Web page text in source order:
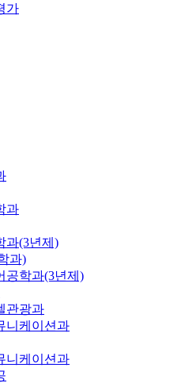
가
과
과(3년제)
과)
공학과(3년제)
관광과
니케이션과
니케이션과